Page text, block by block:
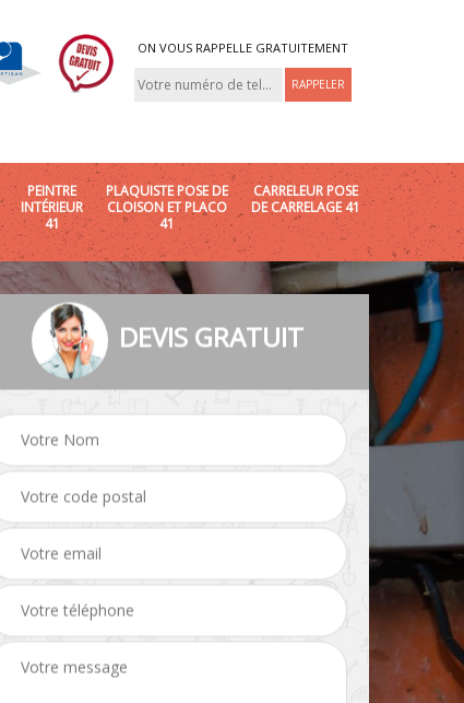
ON VOUS RAPPELLE GRATUITEMENT
PEINTRE
INTÉRIEUR
41
PLAQUISTE POSE DE
CLOISON ET PLACO
41
CARRELEUR POSE
DE CARRELAGE 41
DEVIS GRATUIT